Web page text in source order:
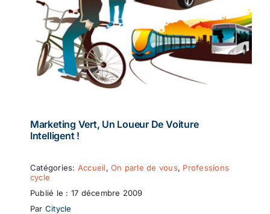
Marketing Vert, Un Loueur De Voiture
Intelligent !
Catégories: Accueil,On parle de vous, Professions
cycle
Publié le : 17 décembre 2009
Par Citycle